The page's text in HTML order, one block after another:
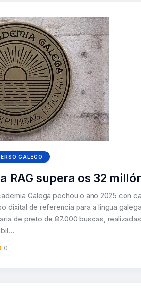
GALEGO
RAG supera os 32
Galega pechou o ano 2025 con
dixital de referencia para a lingua
de preto de 87.000 buscas,
0